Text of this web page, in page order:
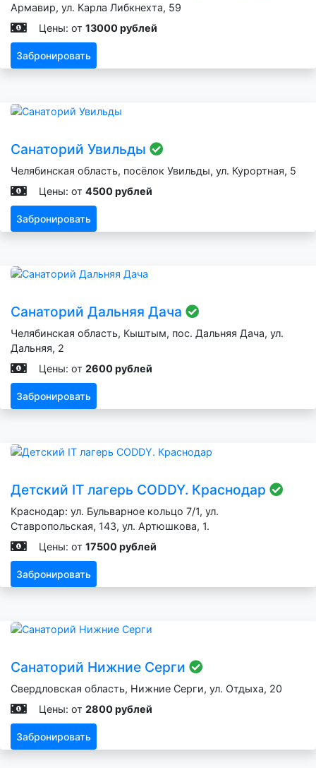
Армавир, ул. Карла Либкнехта, 59
Цены: от 13000 рублей
Забронировать
Санаторий Увильды
Челябинская область, посёлок Увильды, ул. Курортная, 5
Цены: от 4500 рублей
Забронировать
Санаторий Дальняя Дача
Челябинская область, Кыштым, пос. Дальняя Дача, ул.
Дальняя, 2
Цены: от 2600 рублей
Забронировать
Детский IT лагерь CODDY. Краснодар
Краснодар: ул. Бульварное кольцо 7/1, ул.
Ставропольская, 143, ул. Артюшкова, 1.
Цены: от 17500 рублей
Забронировать
Санаторий Нижние Серги
Свердловская область, Нижние Серги, ул. Отдыха, 20
Цены: от 2800 рублей
Забронировать